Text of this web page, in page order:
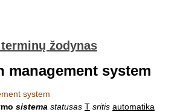
žodynas
management system
system
sistema statusas T sritis automatika